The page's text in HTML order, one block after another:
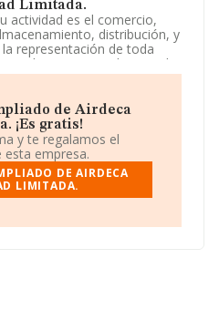
Limitada.
actividad es el comercio,
distribución, y
representación de toda
comerciales, que le
la introducci. La sociedad
CNAE corresponde
corredores de seguros',
no tiene actividad en
Limitada, con NIF
Calle Del Donante De
de Airdeca
¡Es gratis!
y te regalamos el
empresa.
DE AIRDECA
LIMITADA.